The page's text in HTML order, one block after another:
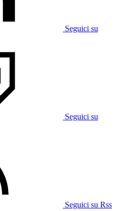
Seguici su
Seguici su
Seguici su Rss